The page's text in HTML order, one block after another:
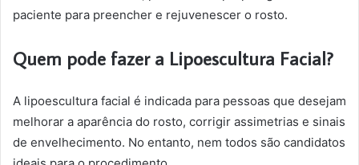
paciente para preencher e rejuvenescer o rosto.
Quem pode fazer a Lipoescultura Facial?
A lipoescultura facial é indicada para pessoas que desejam
melhorar a aparência do rosto, corrigir assimetrias e sinais
de envelhecimento. No entanto, nem todos são candidatos